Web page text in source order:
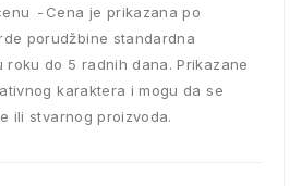
Cena je prikazana po
porudžbine standardna
roku do 5 radnih dana. Prikazane
karaktera i mogu da se
ili stvarnog proizvoda.